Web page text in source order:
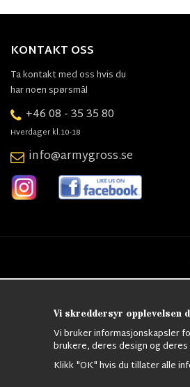
KONTAKT OSS
Ta kontakt med oss hvis du
har noen spørsmål
+46 08 - 35 35 80
Hverdager kl.10-18
info@armygross.se
Vi skreddersyr opplevelsen
Vi bruker informasjonskapsler
brukere, deres design og
Klikk "OK" hvis du tillater alle